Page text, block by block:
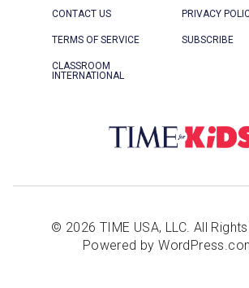
CONTACT US PRIVACY
TERMS OF SERVICE SUBSCRIBE
CLASSROOM
INTERNATIONAL
© 2026 TIME USA, LLC. All
Powered by